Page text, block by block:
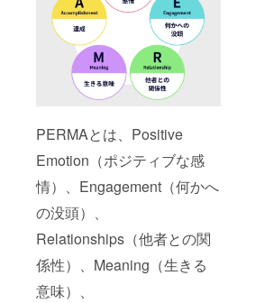
PERMAとは、Positive
Emotion（ポジティブな感
情）、Engagement（何かへ
の没頭）、
Relationships（他者との関
係性）、Meaning（生きる
意味）、